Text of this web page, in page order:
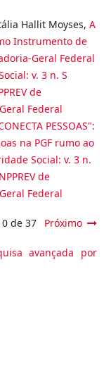
Hallit Moyses, A
Instrumento de
Geral Federal
v. 3 n. S
de
Federal
PESSOAS":
na PGF rumo ao
Social: v. 3 n.
de
Federal
de 37 Próximo
avançada por